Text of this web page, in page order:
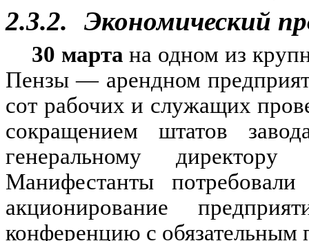
2.3.2. Экономический
30 мартана одном из
Пензы — арендном
сот рабочих и служащих
сокращением штатов
генеральному
Манифестанты
акционирование
конференцию с